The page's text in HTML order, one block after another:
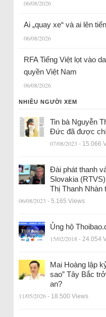
06/08/2026
Ai „quay xe“ và ai lên
06/08/2026
RFA Tiếng Việt lọt vào
quyền Việt Nam
06/08/2026
NHIỀU NGƯỜI XEM
Tin bà Nguyễn
Đức đã được
07/08/2023 - 15.066
Đài phát thanh
Slovakia
Thị Thanh
06/08/2023 - 5.165 Views
Ủng hộ
15/02/2018 - 24.054
Mai Hoàng lập
sao” Tây Bắc
an?
11/05/2026 - 18.500 Views